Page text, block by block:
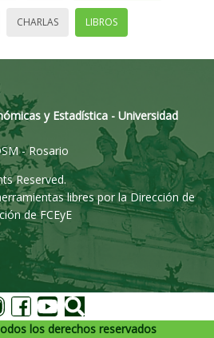
CHARLAS LIBROS
y Estadística - Universidad
- Rosario
Reserved.
libres por la Dirección de
de FCEyE
los derechos reservados